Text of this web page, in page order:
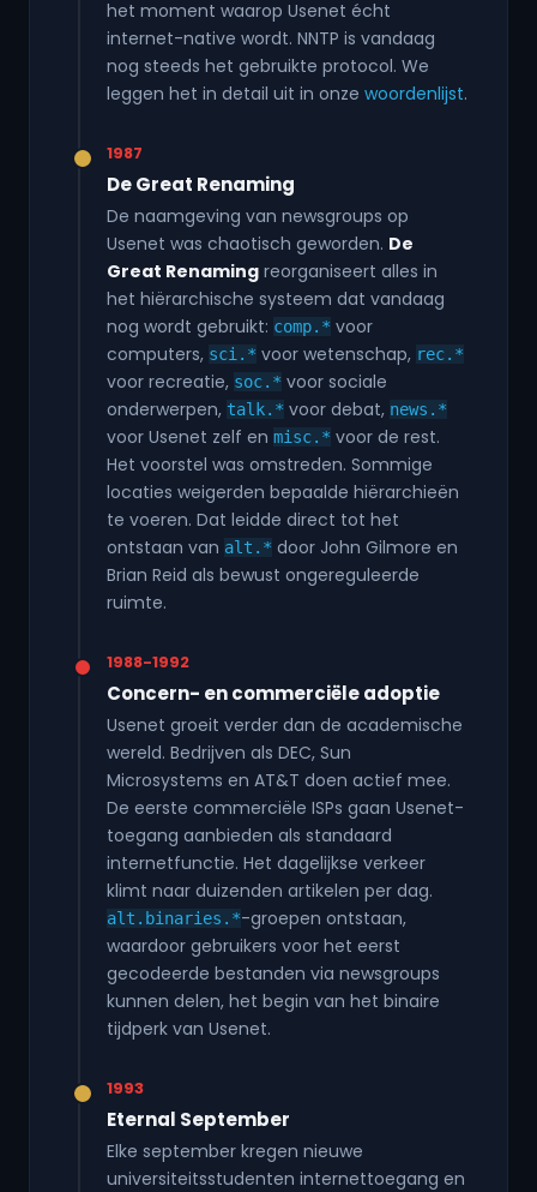
het moment waarop Usenet écht
internet-native wordt. NNTP is vandaag
nog steeds het gebruikte protocol. We
leggen het in detail uit in onze woordenlijst.
1987
De Great Renaming
De naamgeving van newsgroups op
Usenet was chaotisch geworden. De
Great Renaming reorganiseert alles in
het hiërarchische systeem dat vandaag
nog wordt gebruikt: comp.* voor
computers, sci.* voor wetenschap, rec.*
voor recreatie, soc.* voor sociale
onderwerpen, talk.* voor debat, news.*
voor Usenet zelf en misc.* voor de rest.
Het voorstel was omstreden. Sommige
locaties weigerden bepaalde hiërarchieën
te voeren. Dat leidde direct tot het
ontstaan van alt.* door John Gilmore en
Brian Reid als bewust ongereguleerde
ruimte.
1988-1992
Concern- en commerciële adoptie
Usenet groeit verder dan de academische
wereld. Bedrijven als DEC, Sun
Microsystems en AT&T doen actief mee.
De eerste commerciële ISPs gaan Usenet-
toegang aanbieden als standaard
internetfunctie. Het dagelijkse verkeer
klimt naar duizenden artikelen per dag.
alt.binaries.*-groepen ontstaan,
waardoor gebruikers voor het eerst
gecodeerde bestanden via newsgroups
kunnen delen, het begin van het binaire
tijdperk van Usenet.
1993
Eternal September
Elke september kregen nieuwe
universiteitsstudenten internettoegang en